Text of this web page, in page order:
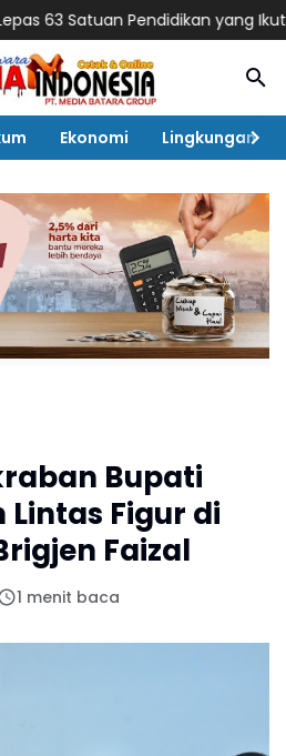
yang Ikut Lomba Gerak
Ekonomi Lingkungan
Bupati
Lintas Figur di
Faizal
1 menit baca